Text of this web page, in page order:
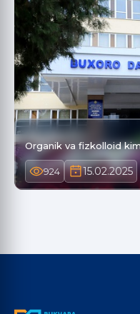
Organik va fizkolloid
924 15.02.2025